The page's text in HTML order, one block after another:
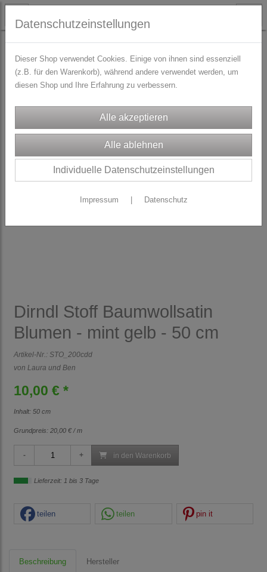
STOFFE Dirndl/Trachtenstoffe
Dirndl Stoff Baumwollsatin
Blumen - mint gelb - 50 cm
Artikel-Nr.: STO_200cdd
von Laura und Ben
10,00 € *
Inhalt: 50 cm
Grundpreis: 20,00 € / m
in den Warenkorb
Lieferzeit: 1 bis 3 Tage
teilen teilen pin it
Beschreibung Hersteller
Datenschutzeinstellungen
Dieser Shop verwendet Cookies. Einige von ihnen sind essenziell
(z.B. für den Warenkorb), während andere verwendet werden, um
diesen Shop und Ihre Erfahrung zu verbessern.
Individuelle Datenschutzeinstellungen
Impressum Datenschutz